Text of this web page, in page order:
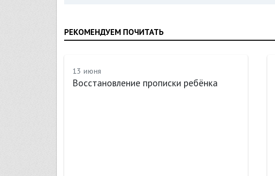
РЕКОМЕНДУЕМ ПОЧИТАТЬ
13 июня
Восстановление прописки ребёнка